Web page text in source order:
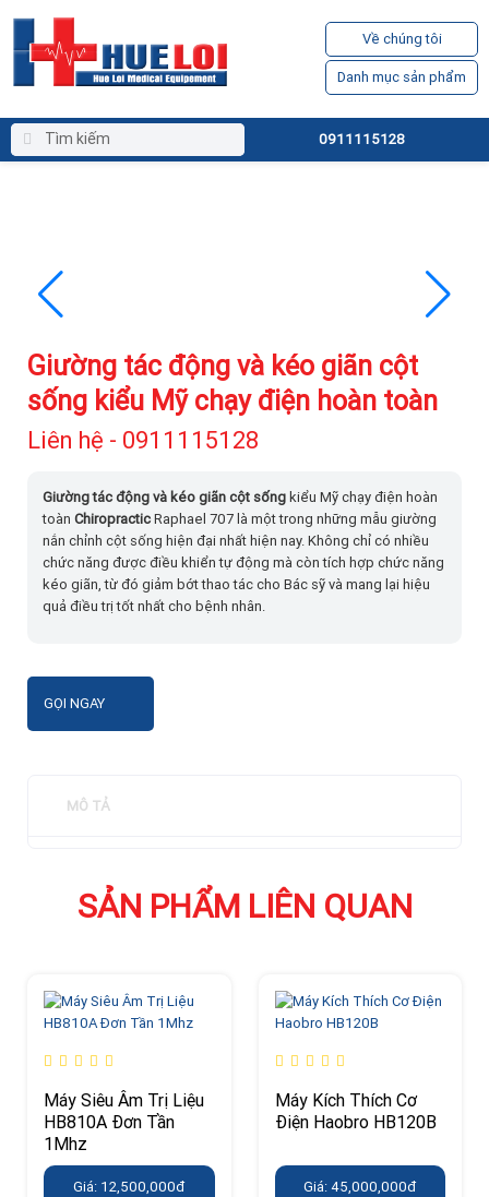
Về chúng tôi
Danh mục sản phẩm
0911115128
Giường tác động và kéo giãn cột
sống kiểu Mỹ chạy điện hoàn toàn
Liên hệ - 0911115128
Giường tác động và kéo giãn cột sốngkiểu Mỹ chạy điện hoàn
toàn ChiropracticRaphael 707 là một trong những mẫu giường
nắn chỉnh cột sống hiện đại nhất hiện nay. Không chỉ có nhiều
chức năng được điều khiển tự động mà còn tích hợp chức năng
kéo giãn, từ đó giảm bớt thao tác cho Bác sỹ và mang lại hiệu
quả điều trị tốt nhất cho bệnh nhân.
GỌI NGAY
MÔ TẢ
SẢN PHẨM LIÊN QUAN
Máy Siêu Âm Trị Liệu
HB810A Đơn Tần
1Mhz
Giá: 12,500,000đ
Máy Kích Thích Cơ
Điện Haobro HB120B
Giá: 45,000,000đ